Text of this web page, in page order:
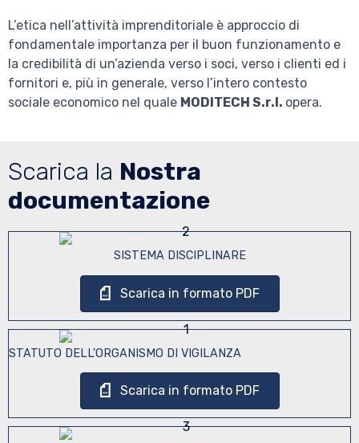
L’etica nell’attività imprenditoriale è approccio di
fondamentale importanza per il buon funzionamento e
la credibilità di un’azienda verso i soci, verso i clienti ed i
fornitori e, più in generale, verso l’intero contesto
sociale economico nel quale MODITECH S.r.l. opera.
Scarica la Nostra
documentazione
SISTEMA DISCIPLINARE
Scarica in formato PDF
STATUTO DELL'ORGANISMO DI VIGILANZA
Scarica in formato PDF